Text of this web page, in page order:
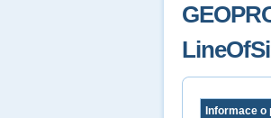
Informace o